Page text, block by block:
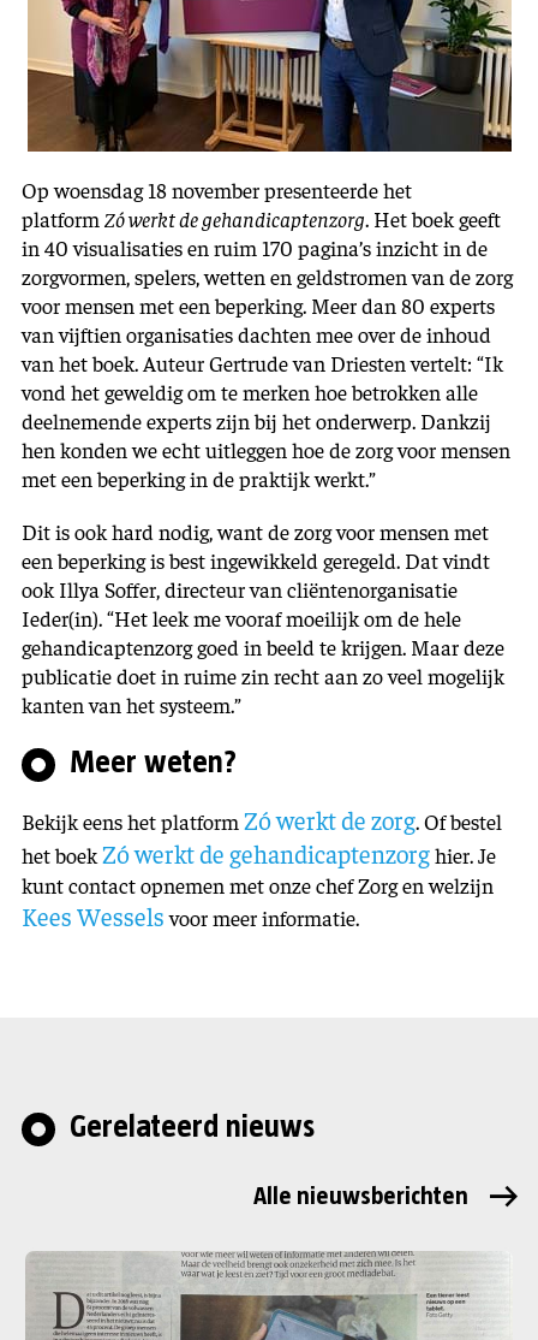
Op woensdag 18 november presenteerde het
platform Zó werkt de gehandicaptenzorg. Het boek geeft
in 40 visualisaties en ruim 170 pagina’s inzicht in de
zorgvormen, spelers, wetten en geldstromen van de zorg
voor mensen met een beperking. Meer dan 80 experts
van vijftien organisaties dachten mee over de inhoud
van het boek. Auteur Gertrude van Driesten vertelt: “Ik
vond het geweldig om te merken hoe betrokken alle
deelnemende experts zijn bij het onderwerp. Dankzij
hen konden we echt uitleggen hoe de zorg voor mensen
met een beperking in de praktijk werkt.”
Dit is ook hard nodig, want de zorg voor mensen met
een beperking is best ingewikkeld geregeld. Dat vindt
ook Illya Soffer, directeur van cliëntenorganisatie
Ieder(in). “Het leek me vooraf moeilijk om de hele
gehandicaptenzorg goed in beeld te krijgen. Maar deze
publicatie doet in ruime zin recht aan zo veel mogelijk
kanten van het systeem.”
Meer weten?
Bekijk eens het platform Zó werkt de zorg. Of bestel
het boekZó werkt de gehandicaptenzorghier. Je
kunt contact opnemen met onze chef Zorg en welzijn
Kees Wesselsvoor meer informatie.
Gerelateerd nieuws
Alle nieuwsberichten